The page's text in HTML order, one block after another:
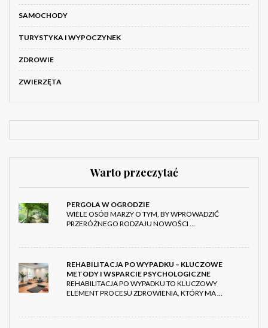
SAMOCHODY
TURYSTYKA I WYPOCZYNEK
ZDROWIE
ZWIERZĘTA
Warto przeczytać
PERGOLA W OGRODZIE
WIELE OSÓB MARZY O TYM, BY WPROWADZIĆ
PRZERÓŻNEGO RODZAJU NOWOŚCI …
REHABILITACJA PO WYPADKU – KLUCZOWE
METODY I WSPARCIE PSYCHOLOGICZNE
REHABILITACJA PO WYPADKU TO KLUCZOWY
ELEMENT PROCESU ZDROWIENIA, KTÓRY MA …